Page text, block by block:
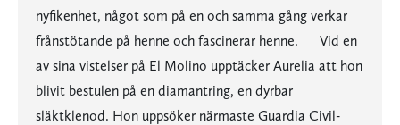
nyfikenhet, något som på en och samma gång verkar
frånstötande på henne och fascinerar henne. Vid en
av sina vistelser på El Molino upptäcker Aurelia att hon
blivit bestulen på en diamantring, en dyrbar
släktklenod. Hon uppsöker närmaste Guardia Civil-